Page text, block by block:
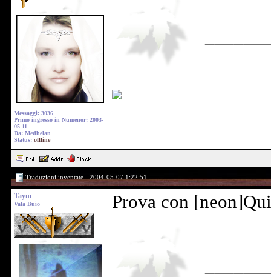
Messaggi: 3036
Primo ingresso in Numenor: 2003-
05-11
Da: Medhelan
Status: offline
Traduzioni inventate - 2004-05-07 1:22:51
Taym
Vala Buio Prova con